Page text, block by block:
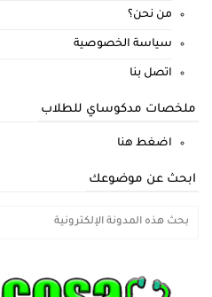
من نحن؟
سياسة الخصوصية
اتصل بنا
ملخصات مدكوساي للطلاب
اضغط هنا
ابحث عن موضوعك